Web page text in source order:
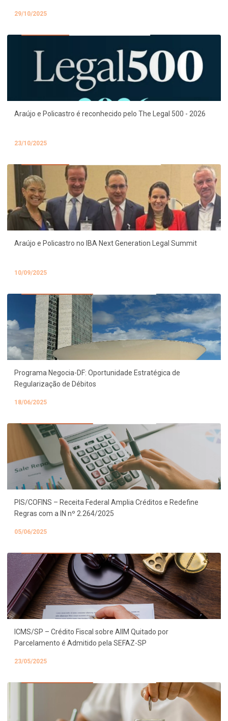
29/10/2025
Araújo e Policastro é reconhecido pelo The Legal 500 - 2026
23/10/2025
Araújo e Policastro no IBA Next Generation Legal Summit
10/09/2025
Programa Negocia-DF: Oportunidade Estratégica de
Regularização de Débitos
18/06/2025
PIS/COFINS – Receita Federal Amplia Créditos e Redefine
Regras com a IN nº 2.264/2025
05/06/2025
ICMS/SP – Crédito Fiscal sobre AIIM Quitado por
Parcelamento é Admitido pela SEFAZ-SP
23/05/2025